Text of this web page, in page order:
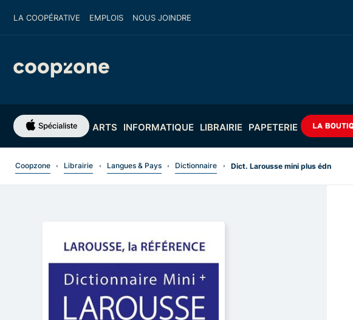
LA COOPÉRATIVE EMPLOIS NOUS JOINDRE
ARTS INFORMATIQUE LIBRAIRIE PAPETERIE
Coopzone Librairie Langues & Pays Dictionnaire Dict. Larousse mini plus édn